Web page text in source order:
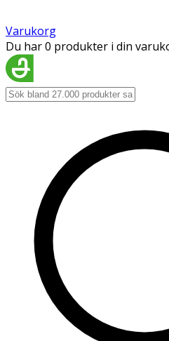
Varukorg
Du har 0 produkter i din